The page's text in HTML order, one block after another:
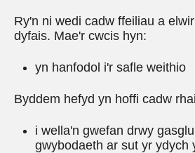
Ry'n ni wedi cadw ffeiliau a
dyfais. Mae'r cwcis hyn:
yn hanfodol i'r safle weithio
Byddem hefyd yn hoffi cadw
i wella'n gwefan drwy
gwybodaeth ar sut yr ydych